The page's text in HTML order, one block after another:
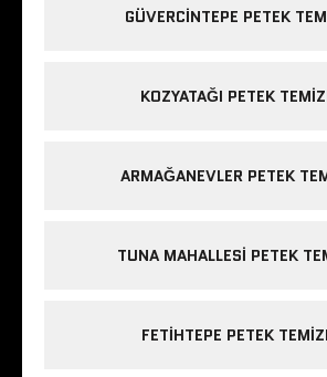
GÜVERCINTEPE PETEK
KOZYATAĞI PETEK
ARMAĞANEVLER PETEK
TUNA MAHALLESI PETEK
FETIHTEPE PETEK